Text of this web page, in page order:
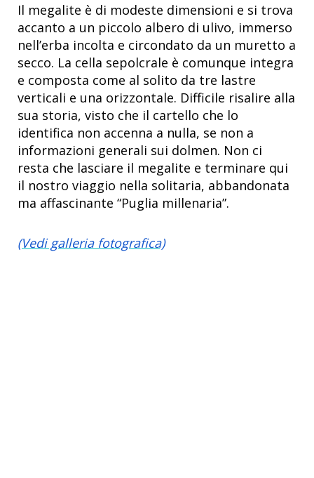
Il megalite è di modeste dimensioni e si trova
accanto a un piccolo albero di ulivo, immerso
nell’erba incolta e circondato da un muretto a
secco. La cella sepolcrale è comunque integra
e composta come al solito da tre lastre
verticali e una orizzontale. Difficile risalire alla
sua storia, visto che il cartello che lo
identifica non accenna a nulla, se non a
informazioni generali sui dolmen. Non ci
resta che lasciare il megalite e terminare qui
il nostro viaggio nella solitaria, abbandonata
ma affascinante “Puglia millenaria”.
(Vedi galleria fotografica)